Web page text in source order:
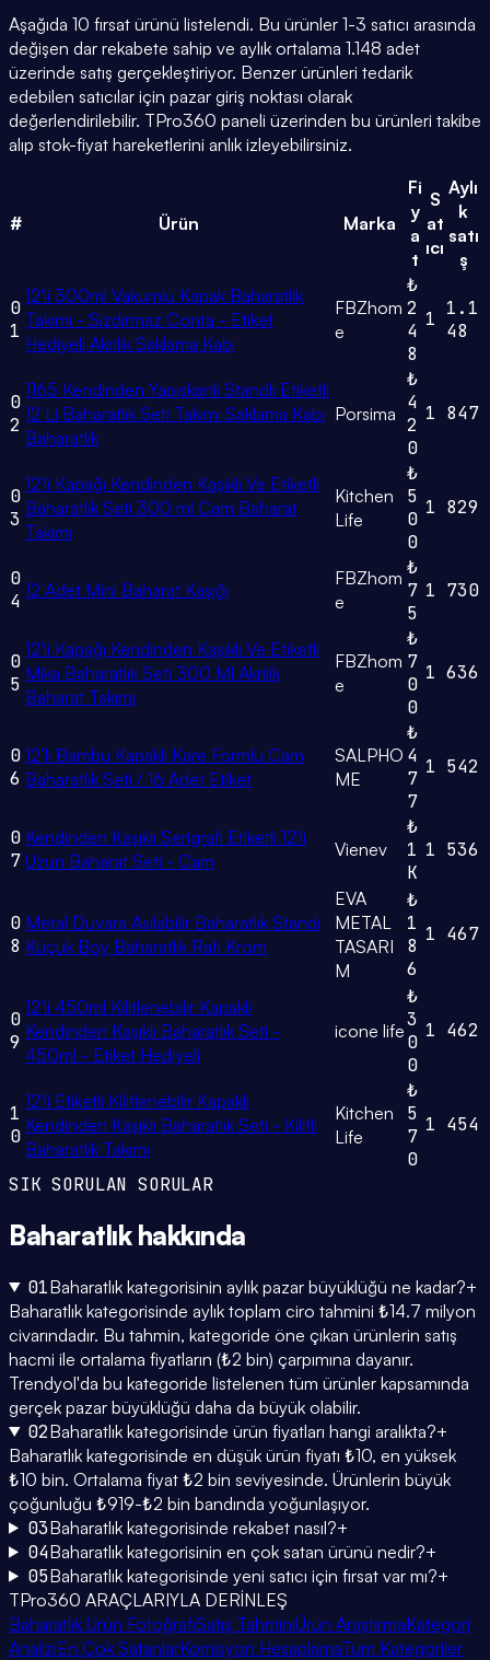
Aşağıda 10 fırsat ürünü listelendi. Bu ürünler 1-3 satıcı arasında
değişen dar rekabete sahip ve aylık ortalama 1.148 adet
üzerinde satış gerçekleştiriyor. Benzer ürünleri tedarik
edebilen satıcılar için pazar giriş noktası olarak
değerlendirilebilir. TPro360 paneli üzerinden bu ürünleri takibe
alıp stok-fiyat hareketlerini anlık izleyebilirsiniz.
# Ürün Marka
Fi
y
a
t
S
at
ıcı
Aylı
k
satı
ş
0
1
12'li 300ml Vakumlu Kapak Baharatlık
Takımı - Sızdırmaz Conta - Etiket
Hediyeli Akrilik Saklama Kabı
FBZhom
e
₺
2
4
8
1 1.1
48
0
2
1165 Kendinden Yapışkanlı Standlı Etiketli
12 Li Baharatlık Seti Takımı Saklama Kabı
Baharatlık
Porsima
₺
4
2
0
1 847
0
3
12'li Kapağı Kendinden Kaşıklı Ve Etiketli
Baharatlık Seti 300 ml Cam Baharat
Takımı
Kitchen
Life
₺
5
0
0
1 829
0
4 12 Adet Mini Baharat Kaşığı
FBZhom
e
₺
7
5
1 730
0
5
12'li Kapağı Kendinden Kaşıklı Ve Etiketli
Mika Baharatlık Seti 300 Ml Akrilik
Baharat Takımı
FBZhom
e
₺
7
0
0
1 636
0
6
12’li Bambu Kapaklı Kare Formlu Cam
Baharatlık Seti / 16 Adet Etiket
SALPHO
ME
₺
4
7
7
1 542
0
7
Kendinden Kaşıklı Serigrafi Etiketli 12'li
Uzun Baharat Seti - Cam
Vienev
₺
1
K
1 536
0
8
Metal Duvara Asılabilir Baharatlık Standı
Küçük Boy Baharatlık Rafı Krom
EVA
METAL
TASARI
M
₺
1
8
6
1 467
0
9
12'li 450ml Kilitlenebilir Kapaklı
Kendinden Kaşıklı Baharatlık Seti -
450ml - Etiket Hediyeli
icone life
₺
3
0
0
1 462
1
0
12'li Etiketli Kilitlenebilir Kapaklı
Kendinden Kaşıklı Baharatlık Seti - Kilitli
Baharatlık Takımı
Kitchen
Life
₺
5
7
0
1 454
SIK SORULAN SORULAR
Baharatlıkhakkında
01Baharatlık kategorisinin aylık pazar büyüklüğü ne kadar?+
Baharatlık kategorisinde aylık toplam ciro tahmini ₺14.7 milyon
civarındadır. Bu tahmin, kategoride öne çıkan ürünlerin satış
hacmi ile ortalama fiyatların (₺2 bin) çarpımına dayanır.
Trendyol'da bu kategoride listelenen tüm ürünler kapsamında
gerçek pazar büyüklüğü daha da büyük olabilir.
02Baharatlık kategorisinde ürün fiyatları hangi aralıkta?+
Baharatlık kategorisinde en düşük ürün fiyatı ₺10, en yüksek
₺10 bin. Ortalama fiyat ₺2 bin seviyesinde. Ürünlerin büyük
çoğunluğu ₺919-₺2 bin bandında yoğunlaşıyor.
03Baharatlık kategorisinde rekabet nasıl?+
04Baharatlık kategorisinin en çok satan ürünü nedir?+
05Baharatlık kategorisinde yeni satıcı için fırsat var mı?+
TPro360 ARAÇLARIYLA DERİNLEŞ
Baharatlık Ürün FotoğrafıSatış TahminiÜrün AraştırmaKategori
AnaliziEn Çok SatanlarKomisyon HesaplamaTüm Kategoriler